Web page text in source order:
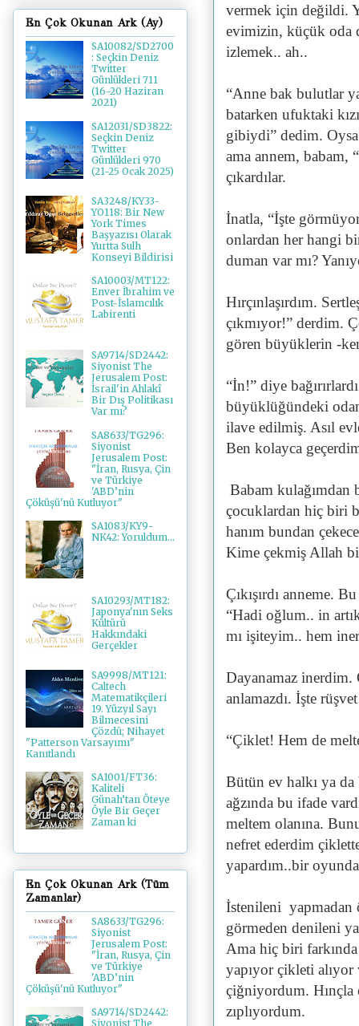
vermek için değildi.
evimizin, küçük oda
izlemek.. ah..
“Anne bak bulutlar
batarken ufuktaki
gibiydi” dedim.
ama annem, babam,
çıkardılar.
İnatla, “İşte
onlardan her hangi
duman var mı?
Hırçınlaşırdım.
çıkmıyor!” derdim.
gören büyüklerin -
“İn!” diye
büyüklüğündeki
ilave edilmiş. Asıl
Ben kolayca
Babam kulağımdan
çocuklardan hiç biri
hanım bundan
Kime çekmiş Allah
Çıkışırdı anneme.
“Hadi oğlum.. in
mı işiteyim.. hem
Dayanamaz
anlamazdı. İşte
“Çiklet! Hem de
Bütün ev halkı ya
ağzında bu ifade
meltem olanına.
nefret ederdim
yapardım..bir
İstenileni yapmadan
görmeden denileni
Ama hiç biri
yapıyor çikleti alıyor
çiğniyordum. Hınçla
zıplıyordum.
En Çok Okunan Ark (Ay)
SA10082/SD2700
: Seçkin Deniz
Twitter
Günlükleri 711
(16-20 Haziran
2021)
SA12031/SD3822:
Seçkin Deniz
Twitter
Günlükleri 970
(21-25 Ocak 2025)
SA3248/KY33-
YO118: Bir New
York Times
Başyazısı Olarak
Yurtta Sulh
Konseyi Bildirisi
SA10003/MT122:
Enver İbrahim ve
Post-İslamcılık
Labirenti
SA9714/SD2442:
Siyonist The
Jerusalem Post:
İsrail'in Ahlakî
Bir Dış Politikası
Var mı?
SA8633/TG296:
Siyonist
Jerusalem Post:
"İran, Rusya, Çin
ve Türkiye
'ABD’nin
Çöküşü'nü Kutluyor"
SA1083/KY9-
NK42: Yoruldum...
SA10293/MT182:
Japonya'nın Seks
Kültürü
Hakkındaki
Gerçekler
SA9998/MT121:
Caltech
Matematikçileri
19. Yüzyıl Sayı
Bilmecesini
Çözdü; Nihayet
"Patterson Varsayımı"
Kanıtlandı
SA1001/FT36:
Kaliteli
Günah’tan Öteye
Öyle Bir Geçer
Zaman ki
En Çok Okunan Ark (Tüm
Zamanlar)
SA8633/TG296:
Siyonist
Jerusalem Post:
"İran, Rusya, Çin
ve Türkiye
'ABD’nin
Çöküşü'nü Kutluyor"
SA9714/SD2442:
Siyonist The